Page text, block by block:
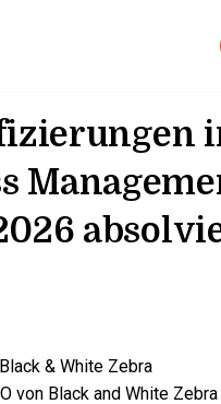
& White Zebra
von Black and White Zebra